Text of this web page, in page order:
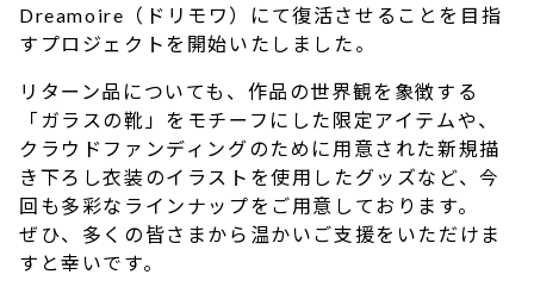
Dreamoire（ドリモワ）にて復活させることを目指
すプロジェクトを開始いたしました。
リターン品についても、作品の世界観を象徴する
「ガラスの靴」をモチーフにした限定アイテムや、
クラウドファンディングのために用意された新規描
き下ろし衣装のイラストを使用したグッズなど、今
回も多彩なラインナップをご用意しております。
ぜひ、多くの皆さまから温かいご支援をいただけま
すと幸いです。